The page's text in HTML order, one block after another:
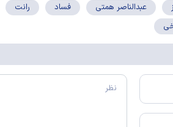
عبدالناصر همتی فساد رانت